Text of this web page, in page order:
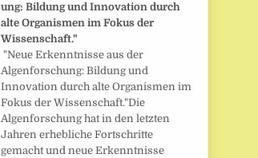
ung: Bildung und Innovation durch
alte Organismen im Fokus der
Wissenschaft."
"Neue Erkenntnisse aus der
Algenforschung: Bildung und
Innovation durch alte Organismen im
Fokus der Wissenschaft."Die
Algenforschung hat in den letzten
Jahren erhebliche Fortschritte
gemacht und neue Erkenntnisse